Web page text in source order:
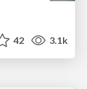
42 3.1k